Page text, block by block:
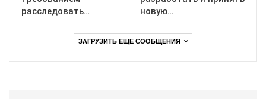
расследовать…
новую…
ЗАГРУЗИТЬ ЕЩЕ СООБЩЕНИЯ